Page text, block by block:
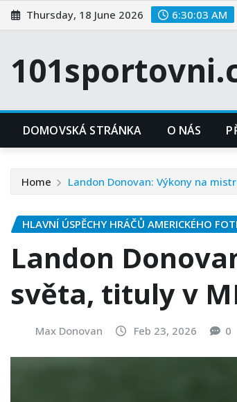
Skip
to
Thursday, 18 June 2026 6:30:04 AM
DOMOVSKÁ STRÁNKA O NÁS
Home Landon Donovan: Výkony na
HLAVNÍ ÚSPĚCHY HRÁČŮ AMERICKÉHO
Landon
světa, tituly v
Max Donovan Feb 23, 2026 0